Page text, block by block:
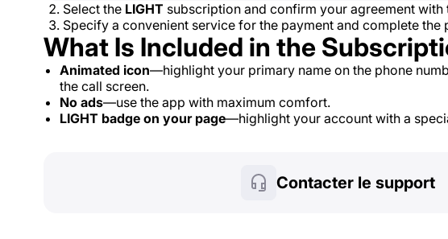
Select the LIGHT subscription and confirm your agreement with
Specify a convenient service for the payment and complete the
What Is Included in the
Animated icon—highlight your primary name on the phone
the call screen.
No ads—use the app with maximum comfort.
LIGHT badge on your page—highlight your account with a
Contacter le support